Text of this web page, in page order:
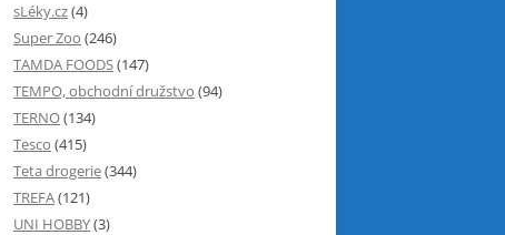
sLéky.cz(4)
Super Zoo (246)
TAMDA FOODS(147)
TEMPO, obchodní družstvo (94)
TERNO(134)
Tesco (415)
Teta drogerie(344)
TREFA(121)
UNI HOBBY(3)